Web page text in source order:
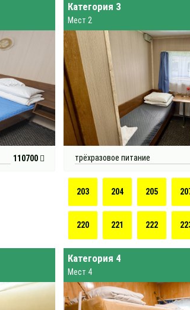
110700
Категория 3
Мест 2
трёхразовое питание
203 204 205
220 221 222
Категория 4
Мест 4